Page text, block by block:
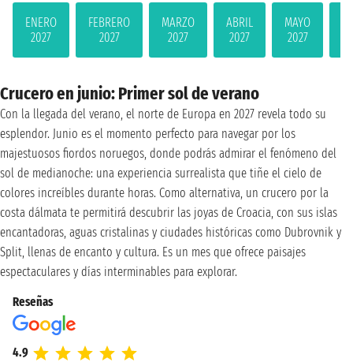
ENERO
2027
FEBRERO
2027
MARZO
2027
ABRIL
2027
MAYO
2027
Crucero en junio: Primer sol de verano
Con la llegada del verano, el norte de Europa en 2027 revela todo su
esplendor. Junio es el momento perfecto para navegar por los
majestuosos fiordos noruegos, donde podrás admirar el fenómeno del
sol de medianoche: una experiencia surrealista que tiñe el cielo de
colores increíbles durante horas. Como alternativa, un crucero por la
costa dálmata te permitirá descubrir las joyas de Croacia, con sus islas
encantadoras, aguas cristalinas y ciudades históricas como Dubrovnik y
Split, llenas de encanto y cultura. Es un mes que ofrece paisajes
espectaculares y días interminables para explorar.
Reseñas
4.9